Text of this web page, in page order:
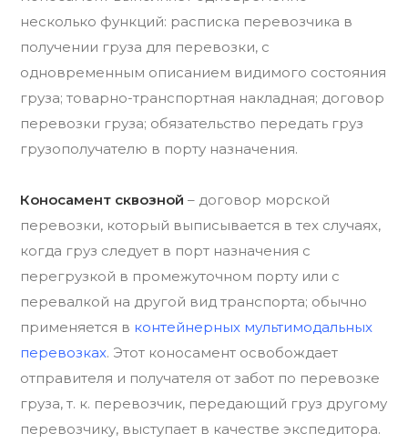
несколько функций: расписка перевозчика в
получении груза для перевозки, с
одновременным описанием видимого состояния
груза; товарно-транспортная накладная; договор
перевозки груза; обязательство передать груз
грузополучателю в порту назначения.
Коносамент сквозной– договор морской
перевозки, который выписывается в тех случаях,
когда груз следует в порт назначения с
перегрузкой в промежуточном порту или с
перевалкой на другой вид транспорта; обычно
применяется в контейнерных мультимодальных
перевозках. Этот коносамент освобождает
отправителя и получателя от забот по перевозке
груза, т. к. перевозчик, передающий груз другому
перевозчику, выступает в качестве экспедитора.